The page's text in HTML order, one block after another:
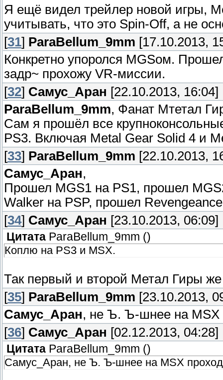
Я ещё видел трейлер новой игры,
учитывать, что это Spin-Off, а не
[31] ParaBellum_9mm [17.10.2013,
Конкретно упоролся MGSом.
задр~ прохожу VR-миссии.
[32] Самус_Аран [22.10.2013, 16:04]
ParaBellum_9mm, Фанат Мтетал
Сам я прошёл все
PS3. Включая Metal Gear Solid 4 и
[33] ParaBellum_9mm [22.10.2013,
Самус_Аран,
Прошел MGS1 на PS1, прошел
Walker на PSP, прошел
[34] Самус_Аран [23.10.2013, 06:09]
Цитата ParaBellum_9mm ()
Коплю на PS3 и MSX.
Так первый и второй Метал Гиры
[35] ParaBellum_9mm [23.10.2013,
Самус_Аран, не Ъ. Ъ-шнее на MSX
[36] Самус_Аран [02.12.2013, 04:28]
Цитата ParaBellum_9mm ()
Самус_Аран, не Ъ. Ъ-шнее на MSX